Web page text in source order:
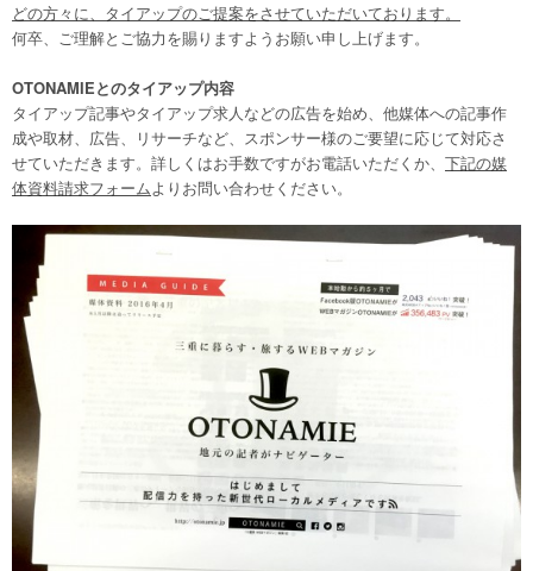
どの方々に、タイアップのご提案をさせていただいております。
何卒、ご理解とご協力を賜りますようお願い申し上げます。
OTONAMIEとのタイアップ内容
タイアップ記事やタイアップ求人などの広告を始め、他媒体への記事作
成や取材、広告、リサーチなど、スポンサー様のご要望に応じて対応さ
せていただきます。詳しくはお手数ですがお電話いただくか、 下記の媒
体資料請求フォームよりお問い合わせください。